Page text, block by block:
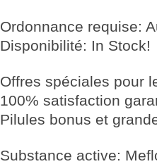
Ordonnance requise:
Disponibilité: In Stock!
Offres spéciales pour
100% satisfaction
Pilules bonus et
Substance active: